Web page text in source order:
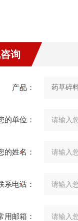
询
产品：
的单位：
的姓名：
系电话：
用邮箱：